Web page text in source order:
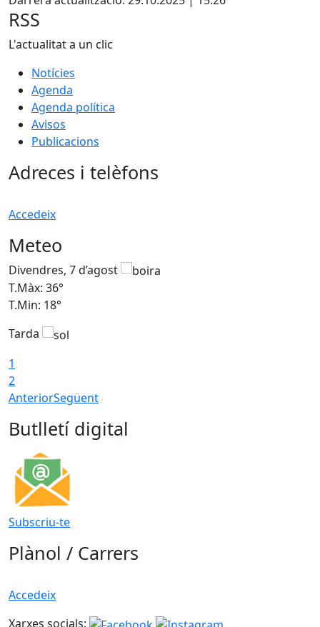
RSS
L'actualitat a un clic
Notícies
Agenda
Agenda política
Avisos
Publicacions
Adreces i telèfons
Accedeix
Meteo
Divendres, 7 d’agost
T.Màx: 36°
T.Min: 18°
Tarda
1
2
AnteriorSegüent
Butlletí digital
Subscriu-te
Plànol / Carrers
Accedeix
Xarxes socials: